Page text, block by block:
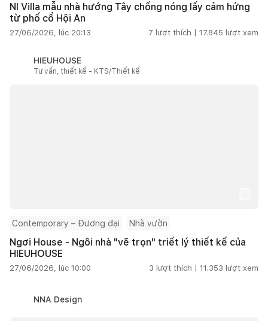
NI Villa mẫu nhà hướng Tây chống nóng lấy cảm hứng
từ phố cổ Hội An
27/06/2026, lúc 20:13 7 lượt thích | 17.845 lượt xem
HIEUHOUSE
Tư vấn, thiết kế - KTS/Thiết kế
Contemporary – Đương đại Nhà vườn
Ngơi House - Ngôi nhà "vẽ trọn" triết lý thiết kế của
HIEUHOUSE
27/06/2026, lúc 10:00 3 lượt thích | 11.353 lượt xem
NNA Design